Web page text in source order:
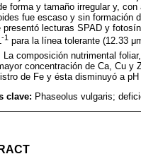
forma y tamaño irregular y,
fue escaso y sin formación
presentó lecturas SPAD y
-1 para la línea tolerante (12.33
La composición nutrimental
concentración de Ca, Cu y
de Fe y ésta disminuyó a
clave: Phaseolus vulgaris;